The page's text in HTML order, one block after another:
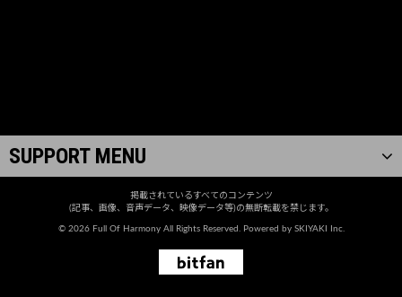
SUPPORT MENU
掲載されているすべてのコンテンツ
(記事、画像、音声データ、映像データ等)の無断転載を禁じます。
© 2026 Full Of Harmony All Rights Reserved. Powered by SKIYAKI Inc.